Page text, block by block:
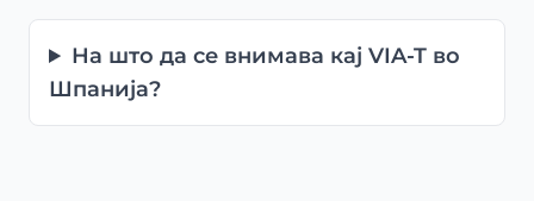
На што да се внимава кај VIA-T во
Шпанија?